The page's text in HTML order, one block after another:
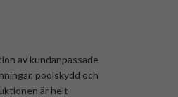
av kundanpassade
poolskydd och
är helt